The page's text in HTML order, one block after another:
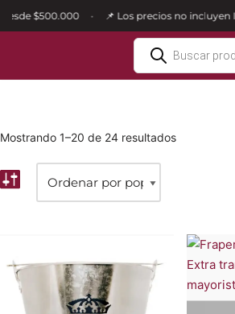
contenido
$500.000 • 📌 Los precios no incluyen IVA
Mostrando 1–20 de 24 resultados